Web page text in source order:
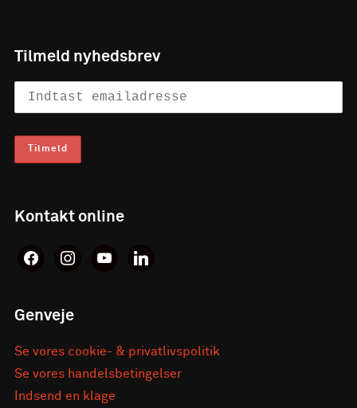
Tilmeld nyhedsbrev
Kontakt online
facebookinstagramyoutubelinkedin
Genveje
Se vores cookie- & privatlivspolitik
Se vores handelsbetingelser
Indsend en klage